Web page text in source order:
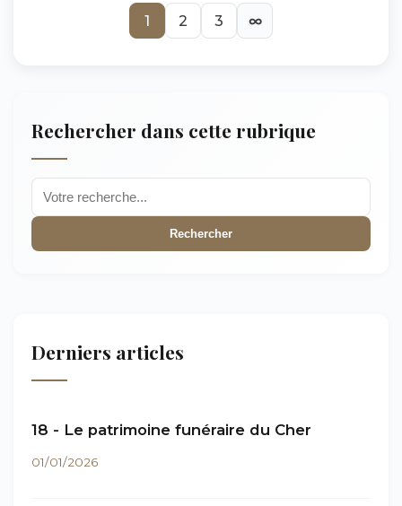
1 2 3 ∞
Rechercher dans cette rubrique
Rechercher
Derniers articles
18 - Le patrimoine funéraire du Cher
01/01/2026